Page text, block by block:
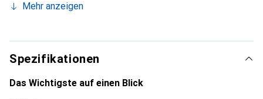
Accessoire für Ihr Smartphone. International anerkannt für
sichere Wahl für eine anspruchsvolle Kundschaft.
Mehr anzeigen
Spezifikationen
Das Wichtigste auf einen Blick